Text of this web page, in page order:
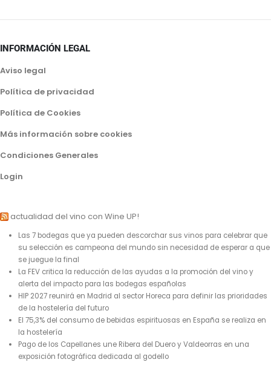
INFORMACIÓN LEGAL
Aviso legal
Política de privacidad
Política de Cookies
Más información sobre cookies
Condiciones Generales
Login
actualidad del vino con Wine UP!
Las 7 bodegas que ya pueden descorchar sus vinos para celebrar que
su selección es campeona del mundo sin necesidad de esperar a que
se juegue la final
La FEV critica la reducción de las ayudas a la promoción del vino y
alerta del impacto para las bodegas españolas
HIP 2027 reunirá en Madrid al sector Horeca para definir las prioridades
de la hostelería del futuro
El 75,3% del consumo de bebidas espirituosas en España se realiza en
la hostelería
Pago de los Capellanes une Ribera del Duero y Valdeorras en una
exposición fotográfica dedicada al godello